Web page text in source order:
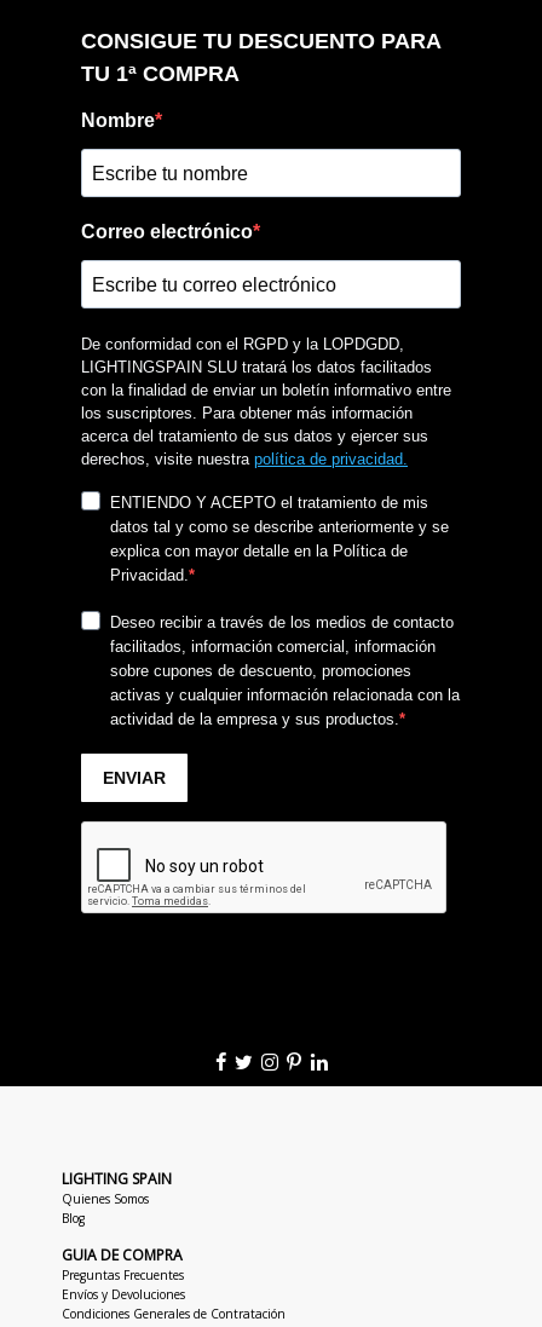
LIGHTING SPAIN
Quienes Somos
Blog
GUIA DE COMPRA
Preguntas Frecuentes
Envíos y Devoluciones
Condiciones Generales de Contratación